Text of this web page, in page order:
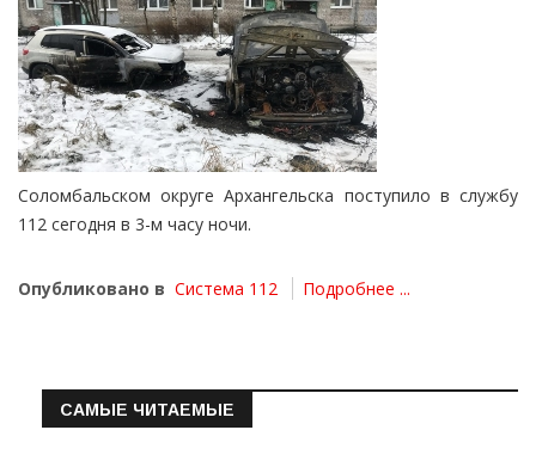
Соломбальском округе Архангельска поступило в службу
112 сегодня в 3-м часу ночи.
Опубликовано в Система 112 Подробнее ...
САМЫЕ ЧИТАЕМЫЕ